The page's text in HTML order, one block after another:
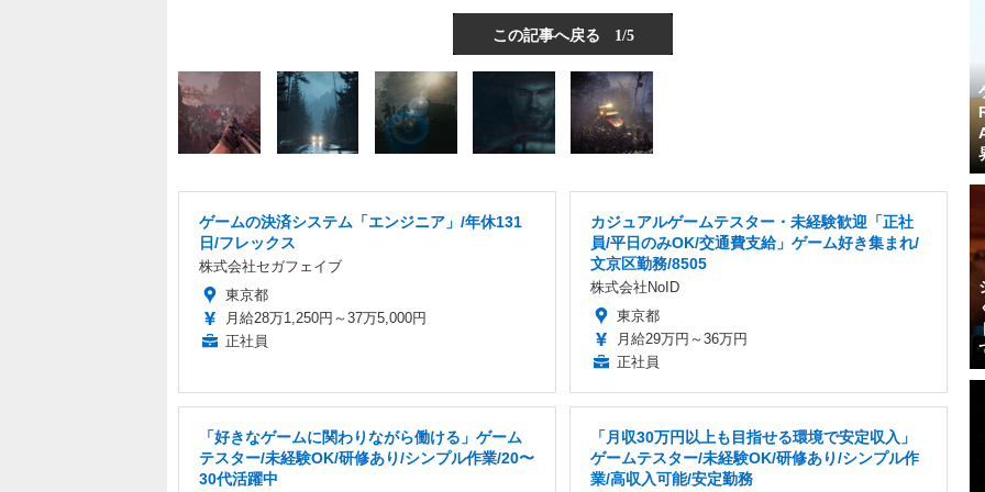
この記事へ戻る 1/5
ゲームの決済システム「エンジニア」/年休131
日/フレックス
株式会社セガフェイブ
東京都
月給28万1,250円～37万5,000円
正社員
カジュアルゲームテスター・未経験歓迎「正社
員/平日のみOK/交通費支給」ゲーム好き集まれ/
文京区勤務/8505
株式会社NoID
東京都
月給29万円～36万円
正社員
「好きなゲームに関わりながら働ける」ゲーム
テスター/未経験OK/研修あり/シンプル作業/20〜
30代活躍中
「月収30万円以上も目指せる環境で安定収入」
ゲームテスター/未経験OK/研修あり/シンプル作
業/高収入可能/安定勤務